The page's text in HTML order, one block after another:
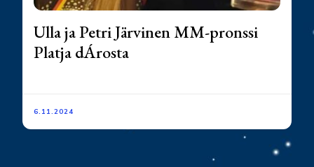
Ulla ja Petri Järvinen MM-pronssi
Platja dÁrosta
6.11.2024